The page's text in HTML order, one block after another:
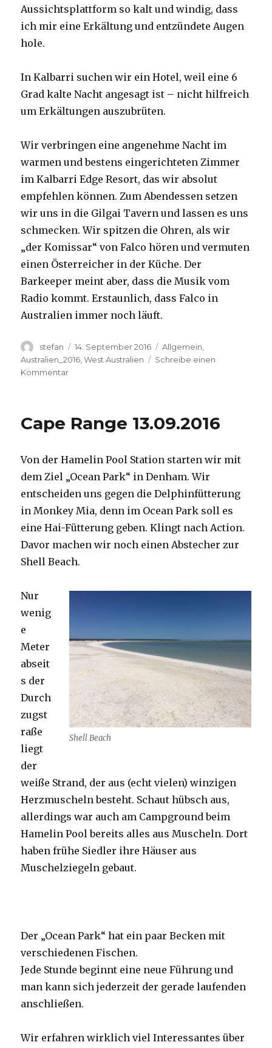
Aussichtsplattform so kalt und windig, dass
ich mir eine Erkältung und entzündete Augen
hole.
In Kalbarri suchen wir ein Hotel, weil eine 6
Grad kalte Nacht angesagt ist – nicht hilfreich
um Erkältungen auszubrüten.
Wir verbringen eine angenehme Nacht im
warmen und bestens eingerichteten Zimmer
im Kalbarri Edge Resort, das wir absolut
empfehlen können. Zum Abendessen setzen
wir uns in die Gilgai Tavern und lassen es uns
schmecken. Wir spitzen die Ohren, als wir
„der Komissar“ von Falco hören und vermuten
einen Österreicher in der Küche. Der
Barkeeper meint aber, dass die Musik vom
Radio kommt. Erstaunlich, dass Falco in
Australien immer noch läuft.
Autor
stefan
Veröffentlicht
am
14. September 2016 Kategorien
Allgemein
Australien_2016 ,West Australien
Schreibe einen
Kommentarzu
Cape Range 13.09.2016
Von der Hamelin Pool Station starten wir mit
dem Ziel „Ocean Park“ in Denham. Wir
entscheiden uns gegen die Delphinfütterung
in Monkey Mia, denn im Ocean Park soll es
eine Hai-Fütterung geben. Klingt nach Action.
Davor machen wir noch einen Abstecher zur
Shell Beach.
Shell Beach
Nur
wenig
e
Meter
abseit
s der
Durch
zugst
raße
liegt
der
weiße Strand, der aus (echt vielen) winzigen
Herzmuscheln besteht. Schaut hübsch aus,
allerdings war auch am Campground beim
Hamelin Pool bereits alles aus Muscheln. Dort
haben frühe Siedler ihre Häuser aus
Muschelziegeln gebaut.
Der „Ocean Park“ hat ein paar Becken mit
verschiedenen Fischen.
Jede Stunde beginnt eine neue Führung und
man kann sich jederzeit der gerade laufenden
anschließen.
Wir erfahren wirklich viel Interessantes über